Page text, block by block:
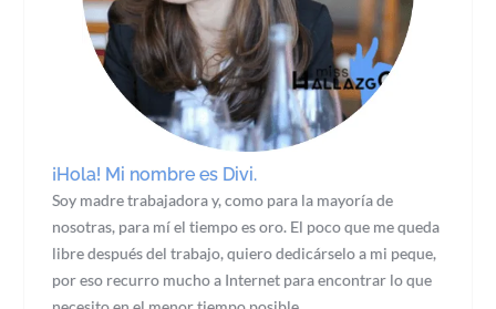
¡Hola! Mi nombre es Divi.
Soy madre trabajadora y, como para la mayoría de
nosotras, para mí el tiempo es oro. El poco que me queda
libre después del trabajo, quiero dedicárselo a mi peque,
por eso recurro mucho a Internet para encontrar lo que